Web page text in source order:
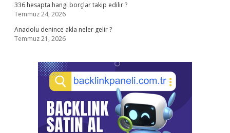
336 hesapta hangi borçlar takip edilir ?
Temmuz 24, 2026
Anadolu denince akla neler gelir ?
Temmuz 21, 2026